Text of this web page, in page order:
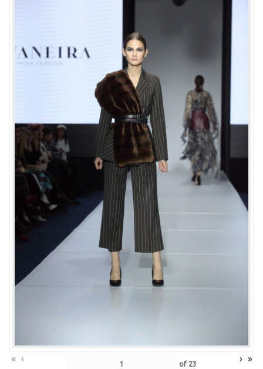
« ‹ of 23 › »